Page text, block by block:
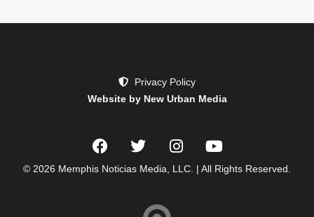
Privacy Policy
Website by New Urban Media
© 2026 Memphis Noticias Media, LLC. | All Rights Reserved.